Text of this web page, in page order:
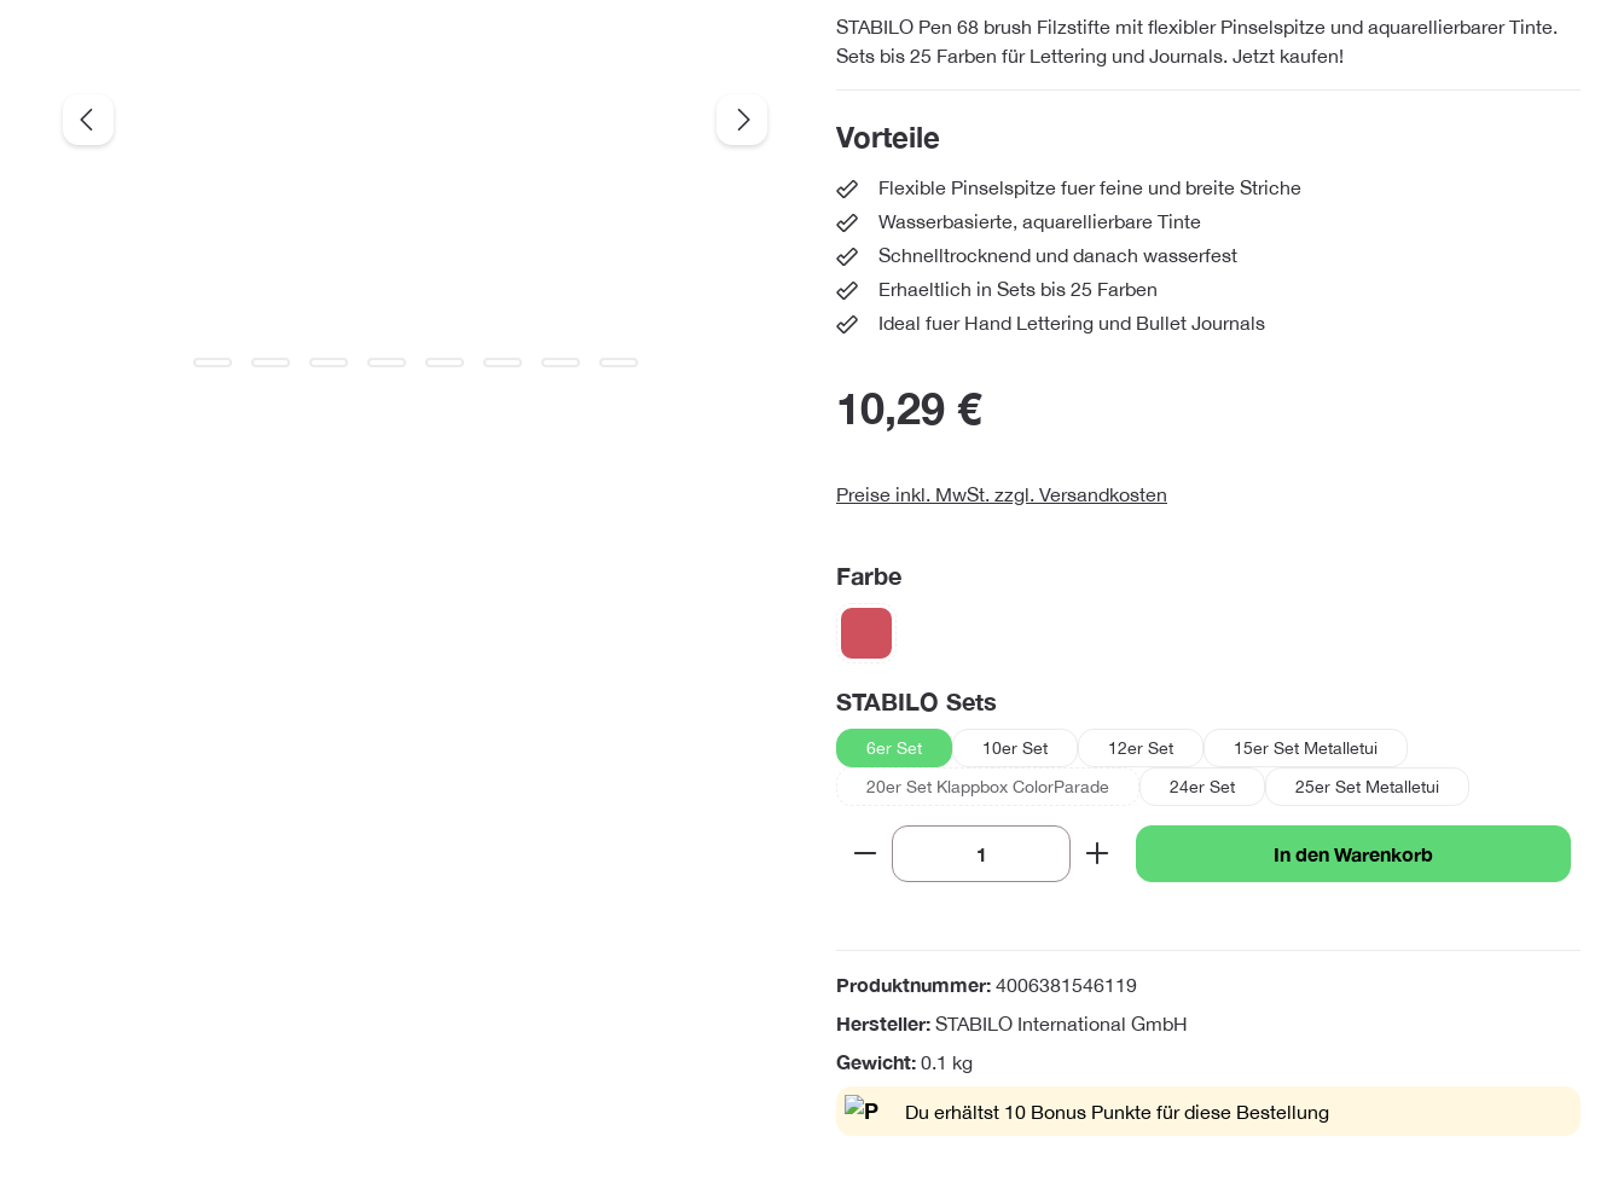
STABILO Pen 68 brush Filzstifte mit flexibler Pinselspitze und aquarellierbarer Tinte.
Sets bis 25 Farben für Lettering und Journals. Jetzt kaufen!
Vorteile
Flexible Pinselspitze fuer feine und breite Striche
Wasserbasierte, aquarellierbare Tinte
Schnelltrocknend und danach wasserfest
Erhaeltlich in Sets bis 25 Farben
Ideal fuer Hand Lettering und Bullet Journals
10,29 €
Preise inkl. MwSt. zzgl. Versandkosten
Farbeauswählen
(Diese Option ist zurzeit nicht verfügbar.)
STABILO Setsauswählen
6er Set 10er Set 12er Set
15er Set Metalletui
20er Set Klappbox ColorParade
24er Set 25er Set Metalletui
Produkt Anzahl: Gib den gewünschten Wert ein oder
In den Warenkorb
Produktnummer: 4006381546119
Hersteller: STABILO International GmbH
Gewicht: 0.1 kg
Du erhältst 10 Bonus Punkte für diese Bestellung